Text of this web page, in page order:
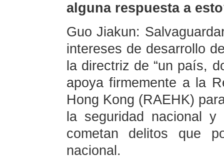
alguna respuesta a
Guo Jiakun:
intereses de desarrollo
la directriz de “un país,
apoya firmemente a la
Hong Kong (RAEHK)
la seguridad nacional
cometan delitos que
nacional.